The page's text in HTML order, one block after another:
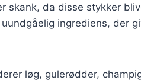
skank, da disse stykker
ingrediens, der
løg, gulerødder,